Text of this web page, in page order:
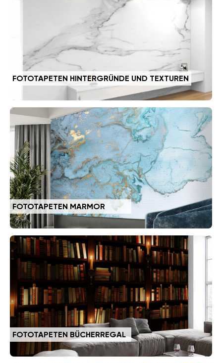
FOTOTAPETEN HINTERGRÜNDE UND TEXTUREN
FOTOTAPETEN MARMOR
FOTOTAPETEN BÜCHERREGAL